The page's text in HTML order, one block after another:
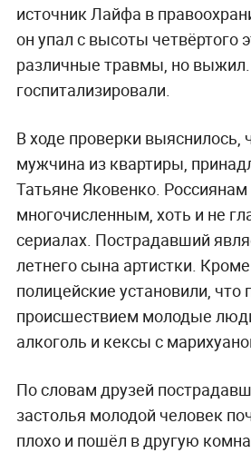
источник Лайфа в
он упал с высоты четвёртого
различные травмы, но
госпитализировали.
В ходе проверки выяснилось,
мужчина из квартиры,
Татьяне Яковенко. Россиянам
многочисленным, хоть и не
сериалах. Пострадавший
летнего сына артистки. Кроме
полицейские установили, что
происшествием молодые
алкоголь и кексы с
По словам друзей
застолья молодой человек
плохо и пошёл в другую